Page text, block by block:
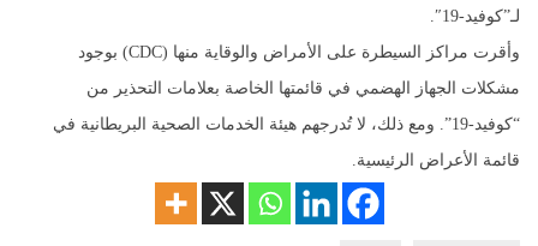
لـ”كوفيد-19″.
وأقرت مراكز السيطرة على الأمراض والوقاية منها (CDC) بوجود
مشكلات الجهاز الهضمي في قائمتها الخاصة بعلامات التحذير من
“كوفيد-19”. ومع ذلك، لا تُدرجهم هيئة الخدمات الصحية البريطانية في
قائمة الأعراض الرئيسية.